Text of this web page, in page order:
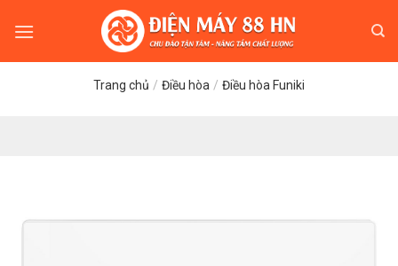
Trang chủ / Điều hòa / Điều hòa Funiki